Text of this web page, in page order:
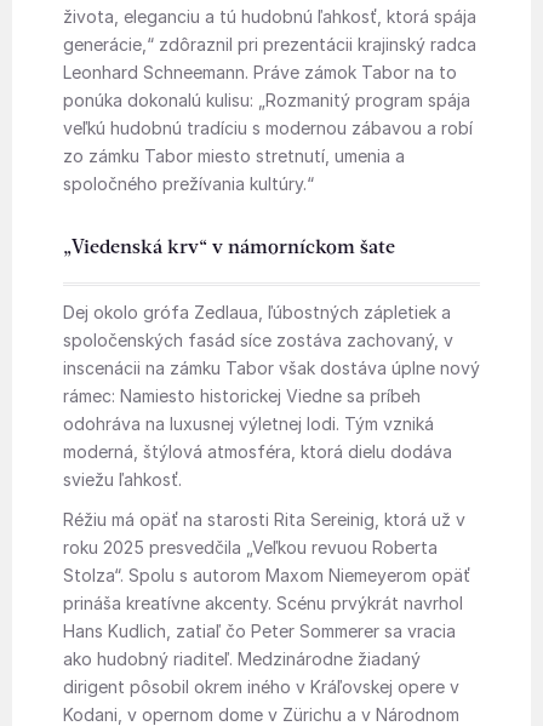
života, eleganciu a tú hudobnú ľahkosť, ktorá spája
generácie,“ zdôraznil pri prezentácii krajinský radca
Leonhard Schneemann. Práve zámok Tabor na to
ponúka dokonalú kulisu: „Rozmanitý program spája
veľkú hudobnú tradíciu s modernou zábavou a robí
zo zámku Tabor miesto stretnutí, umenia a
spoločného prežívania kultúry.“
„Viedenská krv“ v námorníckom šate
Dej okolo grófa Zedlaua, ľúbostných zápletiek a
spoločenských fasád síce zostáva zachovaný, v
inscenácii na zámku Tabor však dostáva úplne nový
rámec: Namiesto historickej Viedne sa príbeh
odohráva na luxusnej výletnej lodi. Tým vzniká
moderná, štýlová atmosféra, ktorá dielu dodáva
sviežu ľahkosť.
Réžiu má opäť na starosti Rita Sereinig, ktorá už v
roku 2025 presvedčila „Veľkou revuou Roberta
Stolza“. Spolu s autorom Maxom Niemeyerom opäť
prináša kreatívne akcenty. Scénu prvýkrát navrhol
Hans Kudlich, zatiaľ čo Peter Sommerer sa vracia
ako hudobný riaditeľ. Medzinárodne žiadaný
dirigent pôsobil okrem iného v Kráľovskej opere v
Kodani, v opernom dome v Zürichu a v Národnom